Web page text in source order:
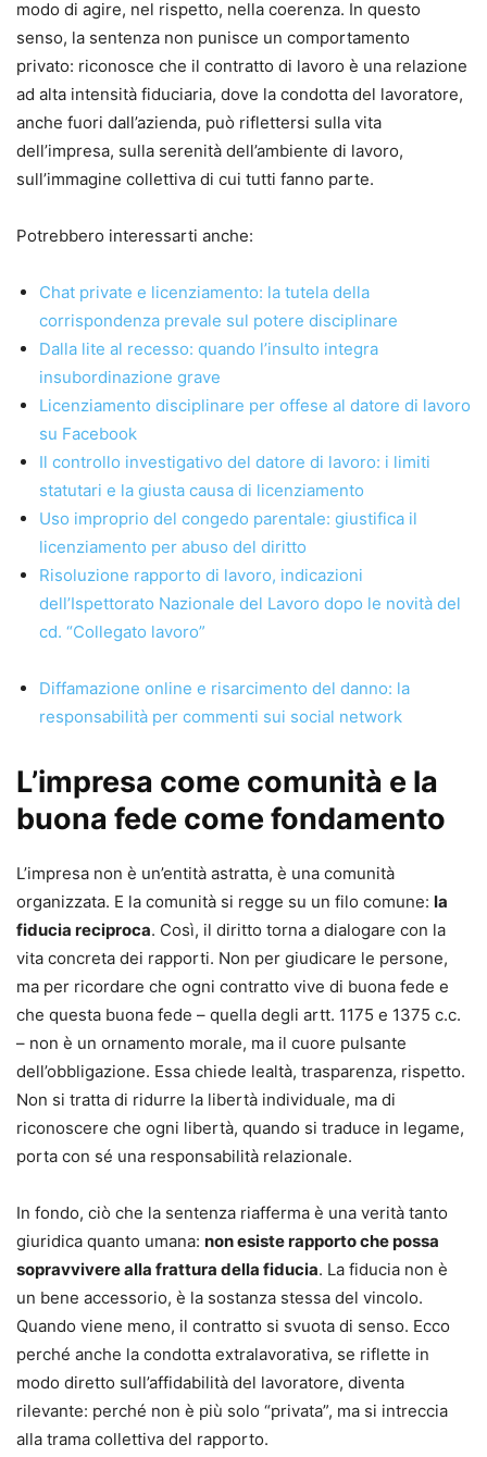
modo di agire, nel rispetto, nella coerenza. In questo
senso, la sentenza non punisce un comportamento
privato: riconosce che il contratto di lavoro è una relazione
ad alta intensità fiduciaria, dove la condotta del lavoratore,
anche fuori dall’azienda, può riflettersi sulla vita
dell’impresa, sulla serenità dell’ambiente di lavoro,
sull’immagine collettiva di cui tutti fanno parte.
Potrebbero interessarti anche:
Chat private e licenziamento: la tutela della
corrispondenza prevale sul potere disciplinare
Dalla lite al recesso: quando l’insulto integra
insubordinazione grave
Licenziamento disciplinare per offese al datore di lavoro
su Facebook
Il controllo investigativo del datore di lavoro: i limiti
statutari e la giusta causa di licenziamento
Uso improprio del congedo parentale: giustifica il
licenziamento per abuso del diritto
Risoluzione rapporto di lavoro, indicazioni
dell’Ispettorato Nazionale del Lavoro dopo le novità del
cd. “Collegato lavoro”
Diffamazione online e risarcimento del danno: la
responsabilità per commenti sui social network
L’impresa come comunità e la
buona fede come fondamento
L’impresa non è un’entità astratta, è una comunità
organizzata. E la comunità si regge su un filo comune: la
fiducia reciproca. Così, il diritto torna a dialogare con la
vita concreta dei rapporti. Non per giudicare le persone,
ma per ricordare che ogni contratto vive di buona fede e
che questa buona fede – quella degli artt. 1175 e 1375 c.c.
– non è un ornamento morale, ma il cuore pulsante
dell’obbligazione. Essa chiede lealtà, trasparenza, rispetto.
Non si tratta di ridurre la libertà individuale, ma di
riconoscere che ogni libertà, quando si traduce in legame,
porta con sé una responsabilità relazionale.
In fondo, ciò che la sentenza riafferma è una verità tanto
giuridica quanto umana: non esiste rapporto che possa
sopravvivere alla frattura della fiducia. La fiducia non è
un bene accessorio, è la sostanza stessa del vincolo.
Quando viene meno, il contratto si svuota di senso. Ecco
perché anche la condotta extralavorativa, se riflette in
modo diretto sull’affidabilità del lavoratore, diventa
rilevante: perché non è più solo “privata”, ma si intreccia
alla trama collettiva del rapporto.